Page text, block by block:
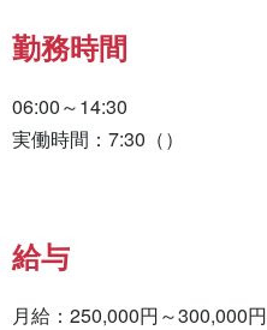
勤務時間
06:00～14:30
実働時間：7:30（）
給与
月給：250,000円～300,000円